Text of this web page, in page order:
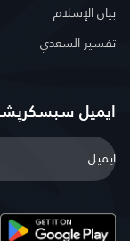
بيان الإسلام
تفسير السعدي
ایمیل